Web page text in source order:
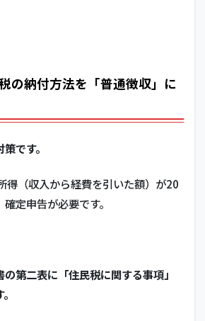
の納付方法を「普通徴収」に
です。
得（収入から経費を引いた額）が20
定申告が必要です。
第二表に「住民税に関する事項」